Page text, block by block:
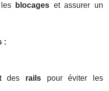
blocages et assurer un
:
des rails pour éviter les